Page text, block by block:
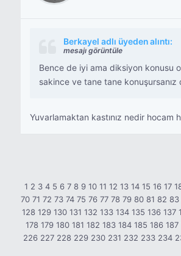
Berkayel adlı üyeden alıntı:
mesajı görüntüle
Bence de iyi ama diksiyon konusu
sakince ve tane tane konuşursanız
Yuvarlamaktan kastınız nedir hocam
1 2 3 4 5 6 7 8 9 10 11 12 13 14 15 16 17
70 71 72 73 74 75 76 77 78 79 80 81 82 83
128 129 130 131 132 133 134 135 136 137
178 179 180 181 182 183 184 185 186 187
226 227 228 229 230 231 232 233 234